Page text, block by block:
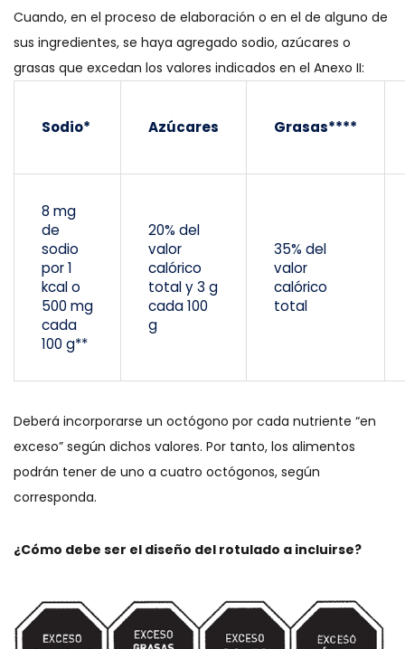
Cuando, en el proceso de elaboración o en el de alguno de
sus ingredientes, se haya agregado sodio, azúcares o
grasas que excedan los valores indicados en el Anexo II:
Sodio* Azúcares Grasas****
8 mg
de
sodio
por 1
kcal o
500 mg
cada
100 g**
20% del
valor
calórico
total y 3 g
cada 100
g
35% del
valor
calórico
total
Deberá incorporarse un octógono por cada nutriente “en
exceso” según dichos valores. Por tanto, los alimentos
podrán tener de uno a cuatro octógonos, según
corresponda.
¿Cómo debe ser el diseño del rotulado a incluirse?